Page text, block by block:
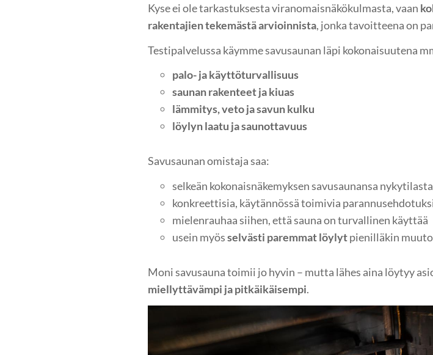
Kyse ei ole tarkastuksesta viranomaisnäkökulmasta, vaan
rakentajien tekemästä arvioinnista, jonka tavoitteena on
Testipalvelussa käymme savusaunan läpi kokonaisuutena
palo- ja käyttöturvallisuus
saunan rakenteet ja kiuas
lämmitys, veto ja savun kulku
löylyn laatu ja saunottavuus
Savusaunan omistaja saa:
selkeän kokonaisnäkemyksen savusaunansa nykytilasta
konkreettisia, käytännössä toimivia
mielenrauhaa siihen, että sauna on turvallinen käyttää
usein myösselvästi paremmat löylytpienilläkin
Moni savusauna toimii jo hyvin – mutta lähes aina löytyy
miellyttävämpi ja pitkäikäisempi.